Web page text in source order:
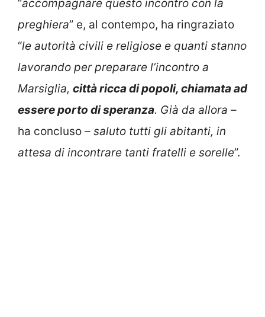
“accompagnare questo incontro con la
preghiera” e, al contempo, ha ringraziato
“le autorità civili e religiose e quanti stanno
lavorando per preparare l’incontro a
Marsiglia, città ricca di popoli, chiamata ad
essere porto di speranza. Già da allora –
ha concluso – saluto tutti gli abitanti, in
attesa di incontrare tanti fratelli e sorelle”.